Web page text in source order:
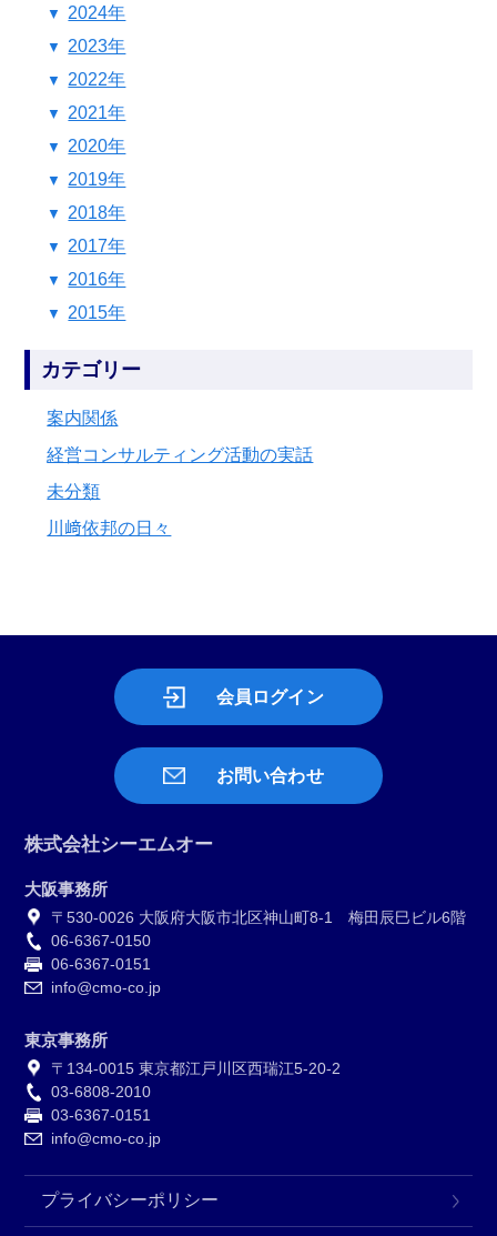
2024年
2023年
2022年
2021年
2020年
2019年
2018年
2017年
2016年
2015年
カテゴリー
案内関係
経営コンサルティング活動の実話
未分類
川﨑依邦の日々
会員ログイン
お問い合わせ
株式会社シーエムオー
大阪事務所
〒530-0026 大阪府大阪市北区神山町8-1 梅田辰巳ビル6階
06-6367-0150
06-6367-0151
info@cmo-co.jp
東京事務所
〒134-0015 東京都江戸川区西瑞江5-20-2
03-6808-2010
03-6367-0151
info@cmo-co.jp
プライバシーポリシー